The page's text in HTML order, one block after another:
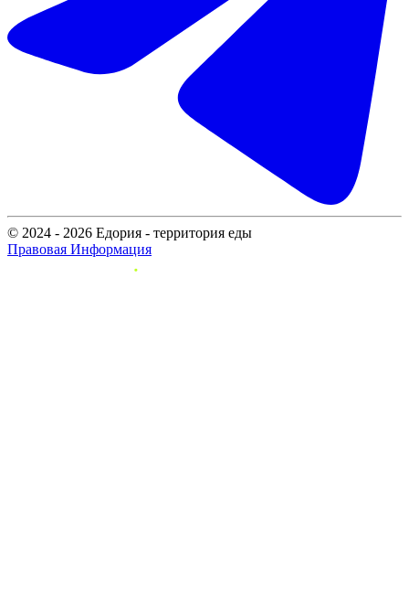
© 2024 - 2026 Едория - территория еды
Правовая Информация